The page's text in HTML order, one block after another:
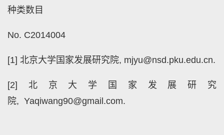
种类数目
No. C2014004
[1] 北京大学国家发展研究院, mjyu@nsd.pku.edu.cn.
[2]北京大学国家发展研究
院, Yaqiwang90@gmail.com.